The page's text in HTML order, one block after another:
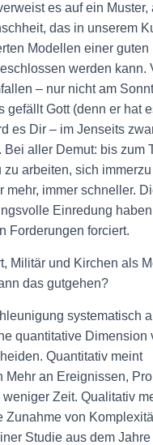
es auf ein Muster,
das in unserem
Modellen einer guten
werden kann.
– nur nicht am
gefällt Gott (denn er hat
es Dir – im Jenseits
Bei aller Demut: bis zum
arbeiten, sich immerzu
mehr, immer schneller.
Einredung
Forderungen forciert.
Militär und Kirchen als
das gutgehen?
systematisch
quantitative Dimension
Quantitativ meint
Mehr an Ereignissen,
Zeit. Qualitativ
Zunahme von
Studie aus dem